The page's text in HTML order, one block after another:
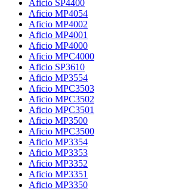
Aficio SP4400
Aficio MP4054
Aficio MP4002
Aficio MP4001
Aficio MP4000
Aficio MPC4000
Aficio SP3610
Aficio MP3554
Aficio MPC3503
Aficio MPC3502
Aficio MPC3501
Aficio MP3500
Aficio MPC3500
Aficio MP3354
Aficio MP3353
Aficio MP3352
Aficio MP3351
Aficio MP3350